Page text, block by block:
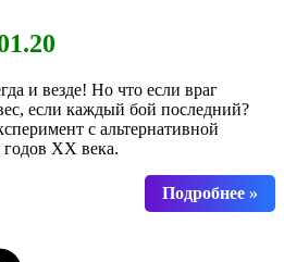
и везде! Но что если враг
если каждый бой последний?
с альтернативной
годов ХХ века.